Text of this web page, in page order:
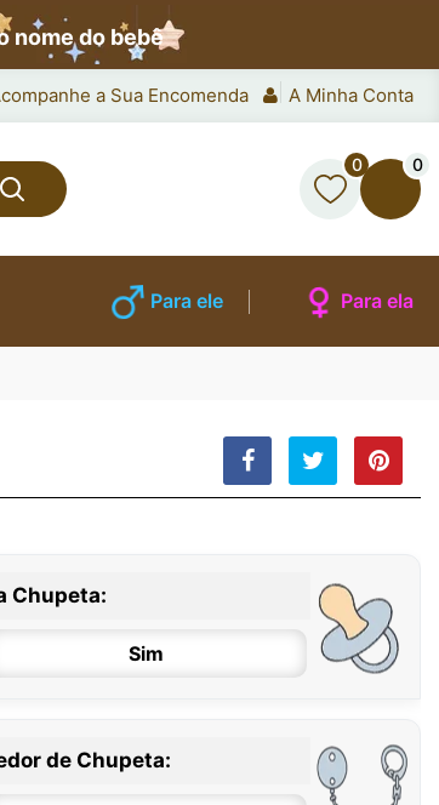
nome do bebê
a Sua Encomenda A Minha Conta
0 0
Para ele Para ela
Chupeta:
Sim
de Chupeta: